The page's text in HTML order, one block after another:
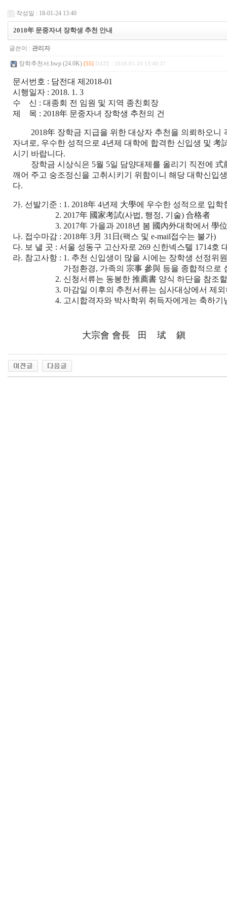
작성일 : 18-01-24 13:40
2018年 문중자녀 장학생 추천 안내
글쓴이 : 관리자
장학추천서.hwp (24.0K) [55] DATE : 2018-01-24 13:40:37
문서번호 : 담전대 제2018-01
시행일자 : 2018. 1. 3
수 신 : 대종회 전 임원 및 지역 종친회장
제 목 : 2018年 문중자녀 장학생 추천의 건
2018年 장학금 지급을 위한 대상자 추천을 의뢰하오니
자녀로, 우수한 성적으로 4년제 대학에 합격한 신입생 및
시기 바랍니다.
장학금 시상식은 5월 5일 담양대제를 올리기 직전에 式
깨어 주고 숭조정신을 고취시키기 위함이니 해당 대학신입
다.
가. 선발기준 : 1. 2018年 4년제 大學에 우수한 성적으로 입학
2. 2017年 國家考試(사법, 행정, 기술) 合格者
3. 2017年 가을과 2018년 봄 國內外대학에서 學位
나. 접수마감 : 2018年 3月 31日(팩스 및 e-mail접수는 불가)
다. 보 낼 곳 : 서울 성동구 고산자로 269 신한넥스텔 1714호
라. 참고사항 : 1. 추천 신입생이 많을 시에는 장학생 선정위
가정환경, 가족의 宗事 參與 등을 종합적으로 심
2. 신청서류는 동봉한 推薦書 양식 하단을 참조할
3. 마감일 이후의 추천서류는 심사대상에서 제외하
4. 고시합격자와 박사학위 취득자에게는 축하기념
大宗會 會長 田 珷 鎭